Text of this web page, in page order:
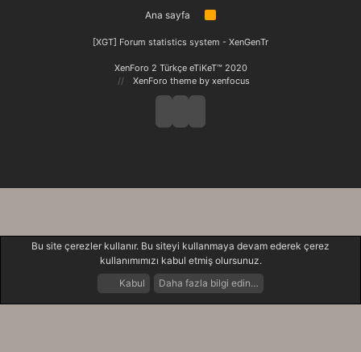
Ana sayfa
R
[XGT] Forum statistics system - XenGenTr
XenForo 2 Türkçe eTiKeT™ 2020
XenForo theme by xenfocus
Neler Yeni Giriş Yap
Bu site çerezler kullanır. Bu siteyi kullanmaya devam ederek çerez
kullanımımızı kabul etmiş olursunuz.
Kabul
Daha fazla bilgi edin…